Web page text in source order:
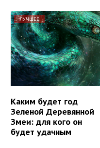
ЛУЧШЕЕ
Каким будет год
Зеленой Деревянной
Змеи: для кого он
будет удачным